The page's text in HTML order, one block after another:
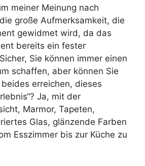
meiner Meinung nach
große Aufmerksamkeit, die
gewidmet wird, da das
bereits ein fester
Sie können immer einen
schaffen, aber können Sie
erreichen, dieses
Ja, mit der
Marmor, Tapeten,
Glas, glänzende Farben
Esszimmer bis zur Küche zu